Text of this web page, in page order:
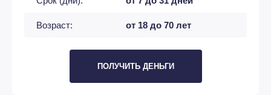
Возраст: от 18 до 70 лет
ПОЛУЧИТЬ ДЕНЬГИ